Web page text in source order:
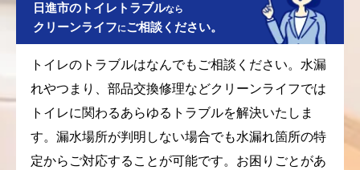
日進市のトイレトラブルなら
クリーンライフにご相談ください。
トイレのトラブルはなんでもご相談ください。水漏
れやつまり、部品交換修理などクリーンライフでは
トイレに関わるあらゆるトラブルを解決いたしま
す。漏水場所が判明しない場合でも水漏れ箇所の特
定からご対応することが可能です。お困りごとがあ